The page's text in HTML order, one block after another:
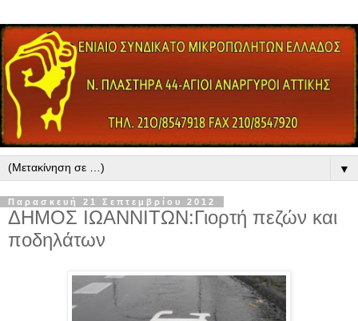
▼
Παρασκευή 21 Σεπτεμβρίου 2012
ΔΗΜΟΣ ΙΩΑΝΝΙΤΩΝ:Γιορτή πεζών και
ποδηλάτων